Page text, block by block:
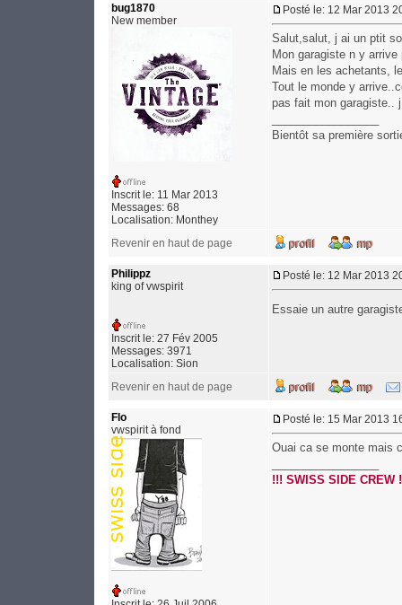
bug1870
New member
Inscrit le: 11 Mar 2013
Messages: 68
Localisation: Monthey
Posté le: 12 Mar 2013
Salut,salut, j ai un ptit
Mon garagiste n y
Mais en les achetants,
Tout le monde y
pas fait mon garagiste..
Bientôt sa première
Revenir en haut de page
Philippz
king of vwspirit
Inscrit le: 27 Fév 2005
Messages: 3971
Localisation: Sion
Posté le: 12 Mar 2013
Essaie un autre
Revenir en haut de page
Flo
vwspirit à fond
Posté le: 15 Mar 2013
Ouai ca se monte mais
!!! SWISS SIDE CREW